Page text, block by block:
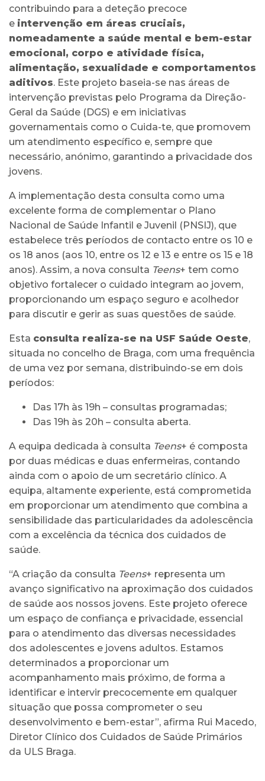
contribuindo para a deteção precoce
e intervenção em áreas cruciais,
nomeadamente a saúde mental e bem-estar
emocional, corpo e atividade física,
alimentação, sexualidade e comportamentos
aditivos. Este projeto baseia-se nas áreas de
intervenção previstas pelo Programa da Direção-
Geral da Saúde (DGS) e em iniciativas
governamentais como o Cuida-te, que promovem
um atendimento específico e, sempre que
necessário, anónimo, garantindo a privacidade dos
jovens.
A implementação desta consulta como uma
excelente forma de complementar o Plano
Nacional de Saúde Infantil e Juvenil (PNSIJ), que
estabelece três períodos de contacto entre os 10 e
os 18 anos (aos 10, entre os 12 e 13 e entre os 15 e 18
anos). Assim, a nova consulta Teens+ tem como
objetivo fortalecer o cuidado integram ao jovem,
proporcionando um espaço seguro e acolhedor
para discutir e gerir as suas questões de saúde.
Esta consulta realiza-se na USF Saúde Oeste,
situada no concelho de Braga, com uma frequência
de uma vez por semana, distribuindo-se em dois
períodos:
Das 17h às 19h – consultas programadas;
Das 19h às 20h – consulta aberta.
A equipa dedicada à consulta Teens+ é composta
por duas médicas e duas enfermeiras, contando
ainda com o apoio de um secretário clínico. A
equipa, altamente experiente, está comprometida
em proporcionar um atendimento que combina a
sensibilidade das particularidades da adolescência
com a excelência da técnica dos cuidados de
saúde.
“A criação da consulta Teens+ representa um
avanço significativo na aproximação dos cuidados
de saúde aos nossos jovens. Este projeto oferece
um espaço de confiança e privacidade, essencial
para o atendimento das diversas necessidades
dos adolescentes e jovens adultos. Estamos
determinados a proporcionar um
acompanhamento mais próximo, de forma a
identificar e intervir precocemente em qualquer
situação que possa comprometer o seu
desenvolvimento e bem-estar”, afirma Rui Macedo,
Diretor Clínico dos Cuidados de Saúde Primários
da ULS Braga.